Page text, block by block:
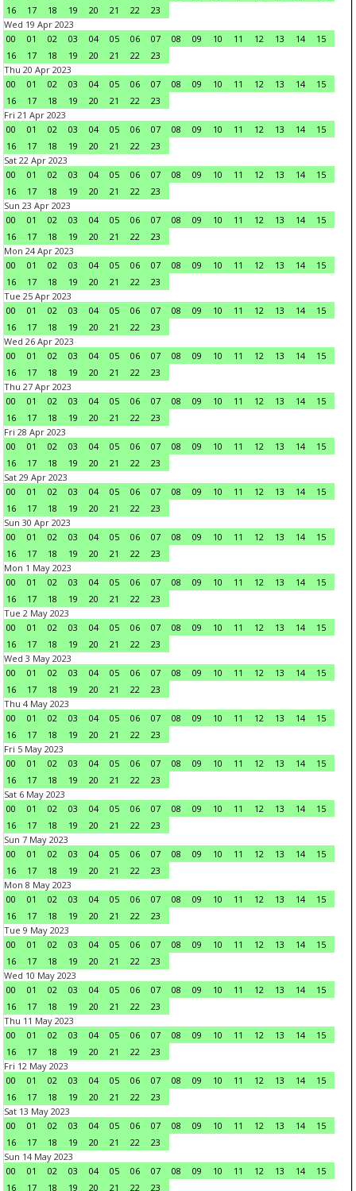
16
17 18 19 20 21 22
23
Wed 19 Apr 2023
00
01 02 03 04 05 06 07 08 09 10 11 12 13 14
15
16
17 18 19 20 21 22
23
Thu 20 Apr 2023
00
01 02 03 04 05 06 07 08 09 10 11 12 13 14
15
16
17 18 19 20 21 22
23
Fri 21 Apr 2023
00
01 02 03 04 05 06 07 08 09 10 11 12 13 14
15
16
17 18 19 20 21 22
23
Sat 22 Apr 2023
00
01 02 03 04 05 06 07 08 09 10 11 12 13 14
15
16
17 18 19 20 21 22
23
Sun 23 Apr 2023
00
01 02 03 04 05 06 07 08 09 10 11 12 13 14
15
16
17 18 19 20 21 22
23
Mon 24 Apr 2023
00
01 02 03 04 05 06 07 08 09 10 11 12 13 14
15
16
17 18 19 20 21 22
23
Tue 25 Apr 2023
00
01 02 03 04 05 06 07 08 09 10 11 12 13 14
15
16
17 18 19 20 21 22
23
Wed 26 Apr 2023
00
01 02 03 04 05 06 07 08 09 10 11 12 13 14
15
16
17 18 19 20 21 22
23
Thu 27 Apr 2023
00
01 02 03 04 05 06 07 08 09 10 11 12 13 14
15
16
17 18 19 20 21 22
23
Fri 28 Apr 2023
00
01 02 03 04 05 06 07 08 09 10 11 12 13 14
15
16
17 18 19 20 21 22
23
Sat 29 Apr 2023
00
01 02 03 04 05 06 07 08 09 10 11 12 13 14
15
16
17 18 19 20 21 22
23
Sun 30 Apr 2023
00
01 02 03 04 05 06 07 08 09 10 11 12 13 14
15
16
17 18 19 20 21 22
23
Mon 1 May 2023
00
01 02 03 04 05 06 07 08 09 10 11 12 13 14
15
16
17 18 19 20 21 22
23
Tue 2 May 2023
00
01 02 03 04 05 06 07 08 09 10 11 12 13 14
15
16
17 18 19 20 21 22
23
Wed 3 May 2023
00
01 02 03 04 05 06 07 08 09 10 11 12 13 14
15
16
17 18 19 20 21 22
23
Thu 4 May 2023
00
01 02 03 04 05 06 07 08 09 10 11 12 13 14
15
16
17 18 19 20 21 22
23
Fri 5 May 2023
00
01 02 03 04 05 06 07 08 09 10 11 12 13 14
15
16
17 18 19 20 21 22
23
Sat 6 May 2023
00
01 02 03 04 05 06 07 08 09 10 11 12 13 14
15
16
17 18 19 20 21 22
23
Sun 7 May 2023
00
01 02 03 04 05 06 07 08 09 10 11 12 13 14
15
16
17 18 19 20 21 22
23
Mon 8 May 2023
00
01 02 03 04 05 06 07 08 09 10 11 12 13 14
15
16
17 18 19 20 21 22
23
Tue 9 May 2023
00
01 02 03 04 05 06 07 08 09 10 11 12 13 14
15
16
17 18 19 20 21 22
23
Wed 10 May 2023
00
01 02 03 04 05 06 07 08 09 10 11 12 13 14
15
16
17 18 19 20 21 22
23
Thu 11 May 2023
00
01 02 03 04 05 06 07 08 09 10 11 12 13 14
15
16
17 18 19 20 21 22
23
Fri 12 May 2023
00
01 02 03 04 05 06 07 08 09 10 11 12 13 14
15
16
17 18 19 20 21 22
23
Sat 13 May 2023
00
01 02 03 04 05 06 07 08 09 10 11 12 13 14
15
16
17 18 19 20 21 22
23
Sun 14 May 2023
00
01 02 03 04 05 06 07 08 09 10 11 12 13 14
15
16
17 18 19 20 21 22 23